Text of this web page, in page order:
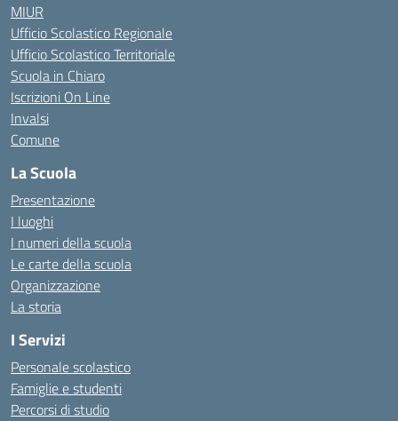
MIUR
Ufficio Scolastico Regionale
Ufficio Scolastico Territoriale
Scuola in Chiaro
Iscrizioni On Line
Invalsi
Comune
La Scuola
Presentazione
I luoghi
I numeri della scuola
Le carte della scuola
Organizzazione
La storia
I Servizi
Personale scolastico
Famiglie e studenti
Percorsi di studio